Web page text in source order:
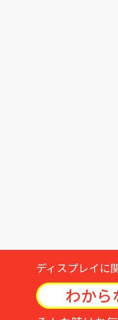
ディスプレイに
わから